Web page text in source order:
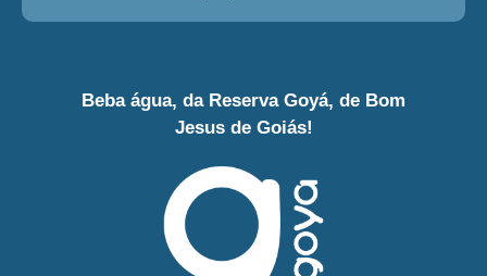
Beba água, da Reserva Goyá, de Bom
Jesus de Goiás!